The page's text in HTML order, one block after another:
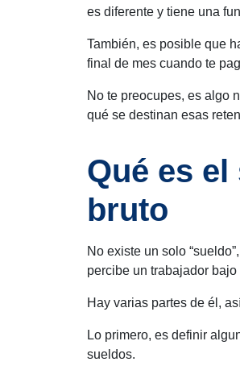
es diferente y tiene una
También, es posible que
final de mes cuando te
No te preocupes, es algo
qué se destinan esas
Qué es
bruto
No existe un solo
percibe un trabajador bajo
Hay varias partes de él,
Lo primero, es definir
sueldos.